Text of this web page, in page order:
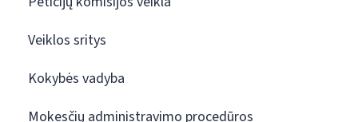
Veiklos sritys
Kokybės vadyba
Mokesčių administravimo procedūros